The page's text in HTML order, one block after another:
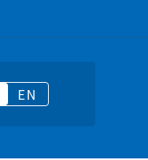
EN